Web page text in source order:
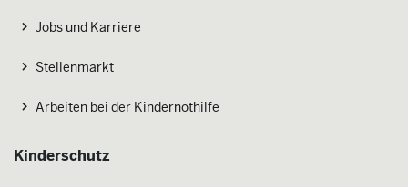
Jobs und Karriere
Stellenmarkt
Arbeiten bei der Kindernothilfe
Kinderschutz